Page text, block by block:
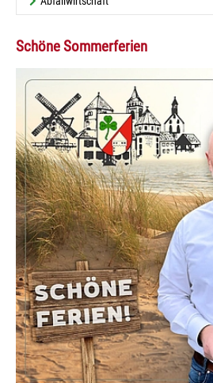
Schöne Sommerferien